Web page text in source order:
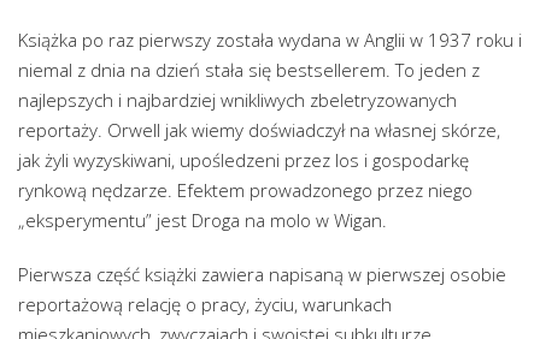
Książka po raz pierwszy została wydana w Anglii w 1937 roku i
niemal z dnia na dzień stała się bestsellerem. To jeden z
najlepszych i najbardziej wnikliwych zbeletryzowanych
reportaży. Orwell jak wiemy doświadczył na własnej skórze,
jak żyli wyzyskiwani, upośledzeni przez los i gospodarkę
rynkową nędzarze. Efektem prowadzonego przez niego
„eksperymentu” jest Droga na molo w Wigan.
Pierwsza część książki zawiera napisaną w pierwszej osobie
reportażową relację o pracy, życiu, warunkach
mieszkaniowych, zwyczajach i swoistej subkulturze